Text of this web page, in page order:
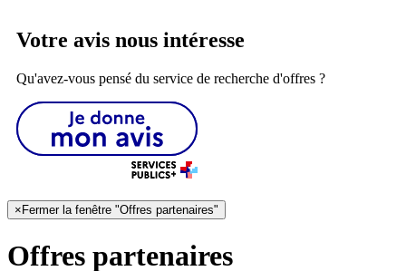
Votre avis nous intéresse
Qu'avez-vous pensé du service de recherche d'offres ?
× Fermer la fenêtre "Offres partenaires"
Offres partenaires